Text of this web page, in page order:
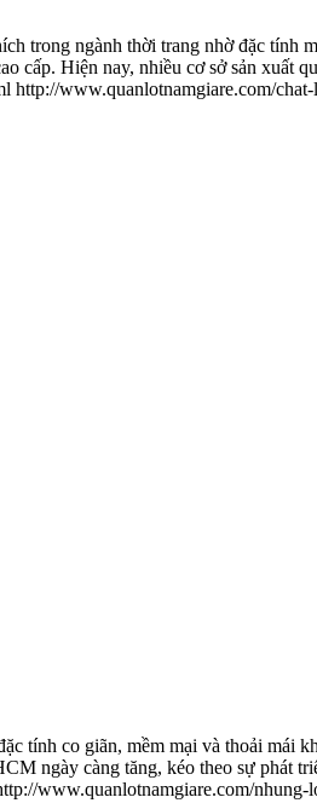
trong ngành thời trang nhờ đặc
cấp. Hiện nay, nhiều cơ sở sản xuất
http://www.quanlotnamgiare.com/
tính co giãn, mềm mại và thoải mái
ngày càng tăng, kéo theo sự phát
www.quanlotnamgiare.com/